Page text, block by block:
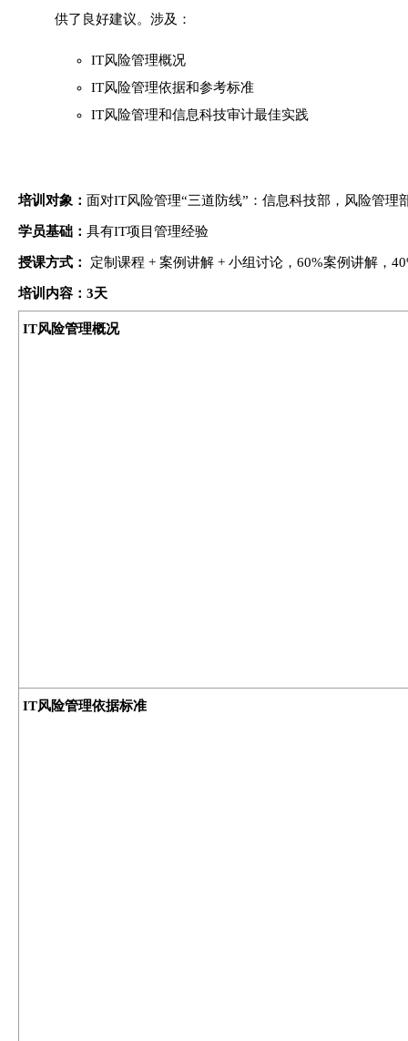
供了良好建议。涉及：
IT风险管理概况
IT风险管理依据和参考标准
IT风险管理和信息科技审计最佳实践
培训对象： 面对IT风险管理“三道防线”：信息科技部，风险管理
学员基础： 具有IT项目管理经验
授课方式： 定制课程 + 案例讲解 + 小组讨论，60%案例讲解，
培训 内容 ：3天
IT风险管理概况
IT风险管理依据标准